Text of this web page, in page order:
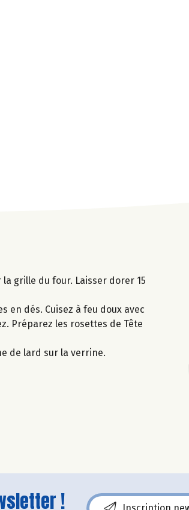
grille du four. Laisser dorer 15
en dés. Cuisez à feu doux avec
Préparez les rosettes de Tête
de lard sur la verrine.
!